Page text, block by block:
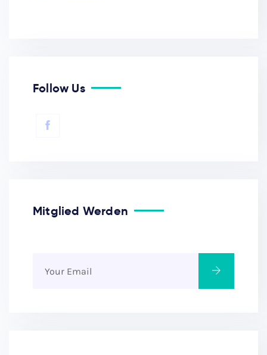
Follow Us
Mitglied Werden